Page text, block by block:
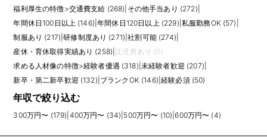
福利厚生の特徴>交通費支給 (268) その他手当あり (272)
年間休日100日以上 (146) |年間休日120日以上 (229) 私服勤務OK (57)
制服あり (217) |研修制度あり (271) |社割可能 (274)
産休・育休取得実績あり (258) |託児所あり (0)
求める人材像の特徴>経験者優遇 (318) 未経験者歓迎 (207)
新卒・第二新卒歓迎 (132) ブランクOK (146) |経験必須 (50)
年収で絞り込む
300万円〜 (179) 400万円〜 (34) 500万円〜 (10) |600万円〜 (4)